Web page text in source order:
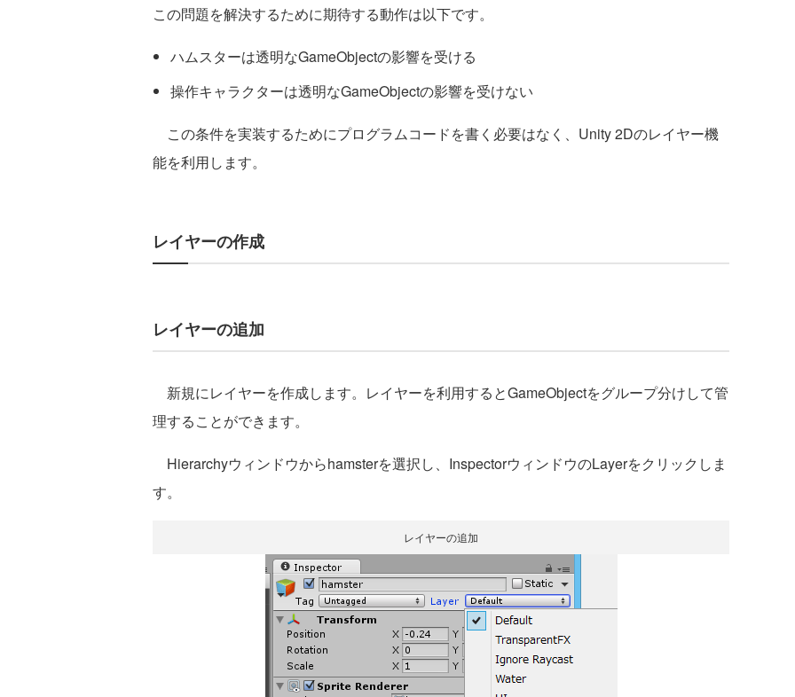
この問題を解決するために期待する動作は以下です。
ハムスターは透明なGameObjectの影響を受ける
操作キャラクターは透明なGameObjectの影響を受けない
この条件を実装するためにプログラムコードを書く必要はなく、Unity 2Dのレイヤー機
能を利用します。
レイヤーの作成
レイヤーの追加
新規にレイヤーを作成します。 レイヤーを利用するとGameObjectをグループ分けして管
理することができます。
Hierarchyウィンドウからhamsterを選択し、InspectorウィンドウのLayerをクリックしま
す。
レイヤーの追加